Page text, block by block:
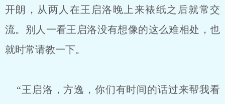
开朗，从两人在王启洛晚上来裱纸之后就常交
流。别人一看王启洛没有想像的这么难相处，也
就时常请教一下。
“王启洛，方逸，你们有时间的话过来帮我看